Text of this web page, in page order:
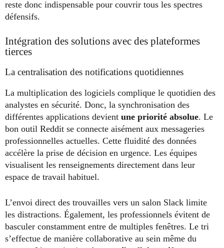
reste donc indispensable pour couvrir tous les spectres
défensifs.
Intégration des solutions avec des plateformes
tierces
La centralisation des notifications quotidiennes
La multiplication des logiciels complique le quotidien des
analystes en sécurité. Donc, la synchronisation des
différentes applications devient une priorité absolue. Le
bon outil Reddit se connecte aisément aux messageries
professionnelles actuelles. Cette fluidité des données
accélère la prise de décision en urgence. Les équipes
visualisent les renseignements directement dans leur
espace de travail habituel.
L’envoi direct des trouvailles vers un salon Slack limite
les distractions. Également, les professionnels évitent de
basculer constamment entre de multiples fenêtres. Le tri
s’effectue de manière collaborative au sein même du